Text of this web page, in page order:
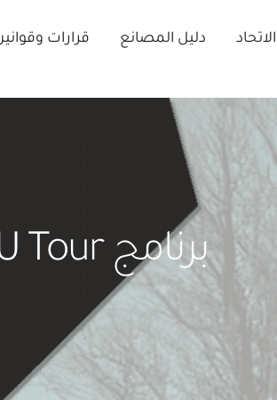
دليل المصانع قرارات
برنامج KIU Tour